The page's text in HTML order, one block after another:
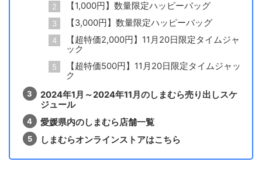
【1,000円】数量限定ハッピーバッグ
【3,000円】数量限定ハッピーバッグ
【超特価2,000円】11月20日限定タイムジャ
ック
【超特価500円】11月20日限定タイムジャッ
ク
2024年1月～2024年11月のしまむら売り出しスケ
ジュール
愛媛県内のしまむら店舗一覧
しまむらオンラインストアはこちら